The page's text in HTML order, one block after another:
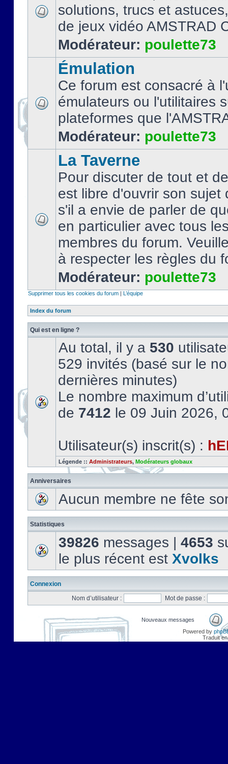
solutions, trucs et
de jeux vidéo AMSTRAD
Modérateur: poulette73
Émulation
Ce forum est consacré à
émulateurs ou l'utilitaires
plateformes que
Modérateur: poulette73
La Taverne
Pour discuter de tout et
est libre d'ouvrir son sujet
s'il a envie de parler de
en particulier avec tous
membres du forum.
à respecter les règles du
Modérateur: poulette73
Supprimer tous les cookies du forum | L’équipe
Index du forum
Qui est en ligne ?
Au total, il y a 530
529 invités (basé sur le
dernières minutes)
Le nombre maximum
de 7412 le 09 Juin 2026,
Utilisateur(s) inscrit(s) :
Légende :: Administrateurs, Modérateurs globaux
Anniversaires
Aucun membre ne fête
Statistiques
39826 messages | 4653
le plus récent est Xvolks
Connexion
Nom d’utilisateur :
Mot de passe :
Nouveaux messages
Powered by
Traduit